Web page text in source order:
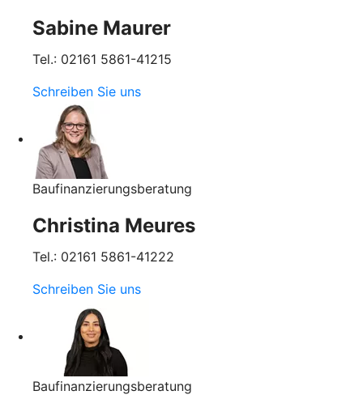
Sabine Maurer
Tel.: 02161 5861-41215
Schreiben Sie uns
Baufinanzierungsberatung
Christina Meures
Tel.: 02161 5861-41222
Schreiben Sie uns
Baufinanzierungsberatung